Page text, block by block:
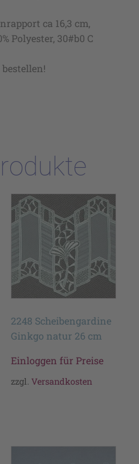
ca 16,3 cm,
Polyester, 30#b0 C
2248 Scheibengardine
Ginkgo natur 26 cm
Einloggen für Preise
zzgl.Versandkosten